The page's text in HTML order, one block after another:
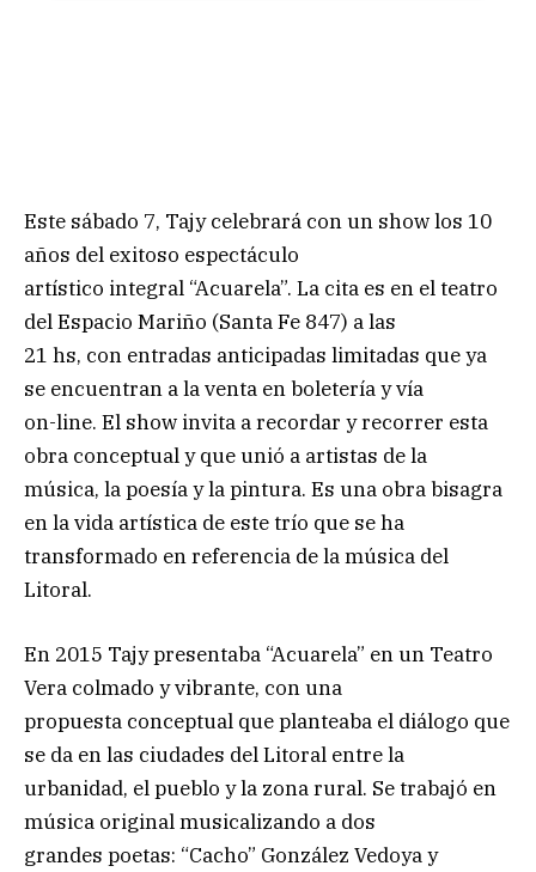
Este sábado 7, Tajy celebrará con un show los 10
años del exitoso espectáculo
artístico integral “Acuarela”. La cita es en el teatro
del Espacio Mariño (Santa Fe 847) a las
21 hs, con entradas anticipadas limitadas que ya
se encuentran a la venta en boletería y vía
on-line. El show invita a recordar y recorrer esta
obra conceptual y que unió a artistas de la
música, la poesía y la pintura. Es una obra bisagra
en la vida artística de este trío que se ha
transformado en referencia de la música del
Litoral.
En 2015 Tajy presentaba “Acuarela” en un Teatro
Vera colmado y vibrante, con una
propuesta conceptual que planteaba el diálogo que
se da en las ciudades del Litoral entre la
urbanidad, el pueblo y la zona rural. Se trabajó en
música original musicalizando a dos
grandes poetas: “Cacho” González Vedoya y